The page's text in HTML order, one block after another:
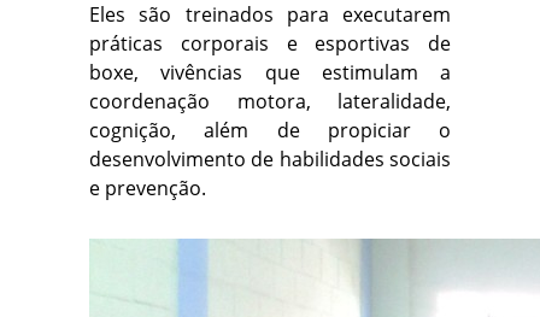
Eles são treinados para executarem
práticas corporais e esportivas de
boxe, vivências que estimulam a
coordenação motora, lateralidade,
cognição, além de propiciar o
desenvolvimento de habilidades sociais
e prevenção.